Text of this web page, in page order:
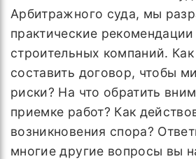
Арбитражного суда, мы
практические
строительных компаний.
составить договор, чтобы
риски? На что обратить
приемке работ? Как
возникновения спора?
многие другие вопросы вы